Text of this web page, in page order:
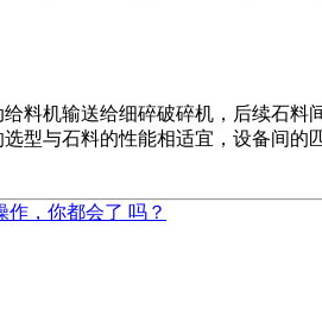
料机输送给细碎破碎机，后续石
型与石料的性能相适宜，设备间
，你都会了 吗？